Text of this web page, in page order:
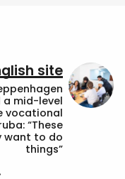
site
mid-level
vocational
“These
want to do
things”